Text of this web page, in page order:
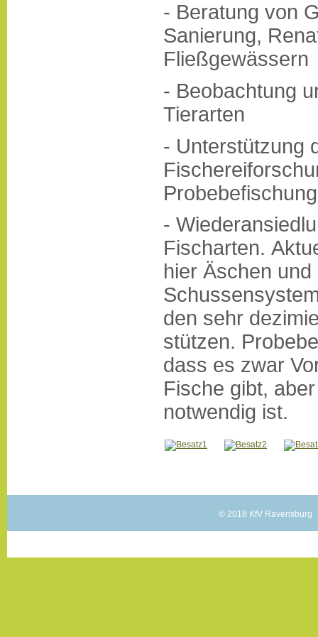
- Beratung von
Sanierung,
Fließgewässern
- Beobachtung
Tierarten
- Unterstützung
-
Fischarten.
hier Äschen
den sehr
stützen.
dass es zwar
Fische gibt,
notwendig ist.
© 2018 KfV Ravensburg